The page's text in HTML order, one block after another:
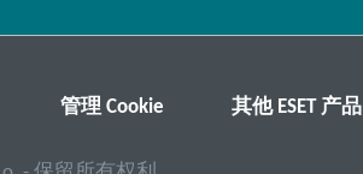
管理 Cookie 其他 ESET 产品